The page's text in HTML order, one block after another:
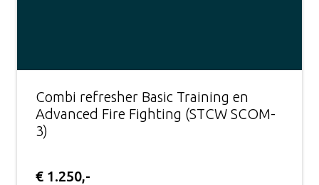
Combi refresher Basic Training en
Advanced Fire Fighting (STCW SCOM-
3)
€ 1.250,-